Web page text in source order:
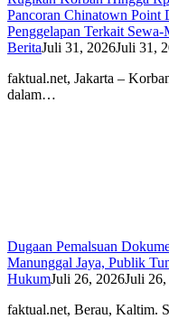
Pancoran Chinatown Point
Penggelapan Terkait
BeritaJuli 31, 2026Juli 31,
faktual.net, Jakarta –
dalam…
Dugaan Pemalsuan
Manunggal Jaya, Publik
HukumJuli 26, 2026Juli
faktual.net, Berau, Kaltim.